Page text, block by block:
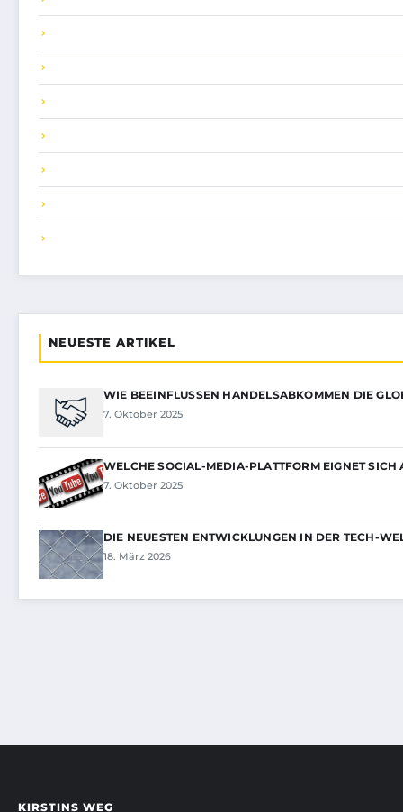
NEUESTE ARTIKEL
WIE BEEINFLUSSEN HANDELSABKOMMEN DIE
7. Oktober 2025
WELCHE SOCIAL-MEDIA-PLATTFORM EIGNET SICH
7. Oktober 2025
DIE NEUESTEN ENTWICKLUNGEN IN DER TECH-
18. März 2026
KIRSTINS WEG